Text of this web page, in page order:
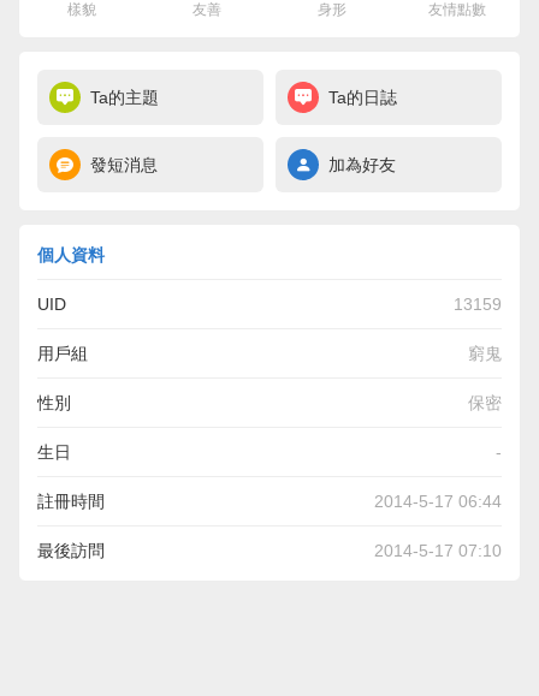
樣貌 友善 身形 友情點數
Ta的主題 Ta的日誌
發短消息 加為好友
個人資料
UID 13159
用戶組 窮鬼
性別 保密
生日 -
註冊時間 2014-5-17 06:44
最後訪問 2014-5-17 07:10